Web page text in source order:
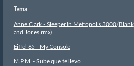
Tema
Anne Clark - Sleeper In Metropolis 3000 (Blank
and Jones rmx)
Eiffel 65 - My Console
M.P.M. - Sube que te llevo